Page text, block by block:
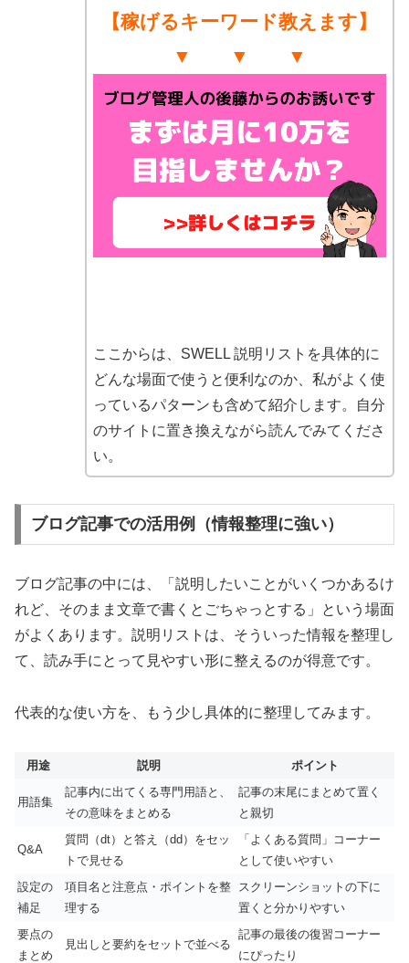
【稼げるキーワード教えます】
▼ ▼ ▼
ここからは、SWELL 説明リストを具体的に
どんな場面で使うと便利なのか、私がよく使
っているパターンも含めて紹介します。自分
のサイトに置き換えながら読んでみてくださ
い。
ブログ記事での活用例（情報整理に強い）
ブログ記事の中には、「説明したいことがいくつかあるけ
れど、そのまま文章で書くとごちゃっとする」という場面
がよくあります。説明リストは、そういった情報を整理し
て、読み手にとって見やすい形に整えるのが得意です。
代表的な使い方を、もう少し具体的に整理してみます。
用途 説明 ポイント
用語集
記事内に出てくる専門用語と、
その意味をまとめる
記事の末尾にまとめて置く
と親切
Q&A
質問（dt）と答え（dd）をセッ
トで見せる
「よくある質問」コーナー
として使いやすい
設定の
補足
項目名と注意点・ポイントを整
理する
スクリーンショットの下に
置くと分かりやすい
要点の
まとめ
見出しと要約をセットで並べる
記事の最後の復習コーナー
にぴったり